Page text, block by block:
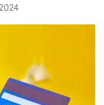
2024